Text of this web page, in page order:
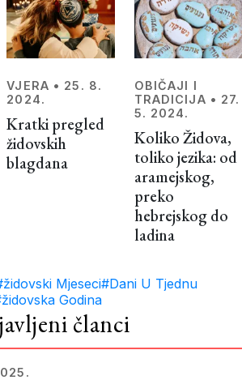
VJERA • 25. 8.
2024.
Kratki pregled
židovskih
blagdana
OBIČAJI I
TRADICIJA • 27.
5. 2024.
Koliko Židova,
toliko jezika: od
aramejskog,
preko
hebrejskog do
ladina
Mjeseci#Dani U Tjednu
Godina
članci